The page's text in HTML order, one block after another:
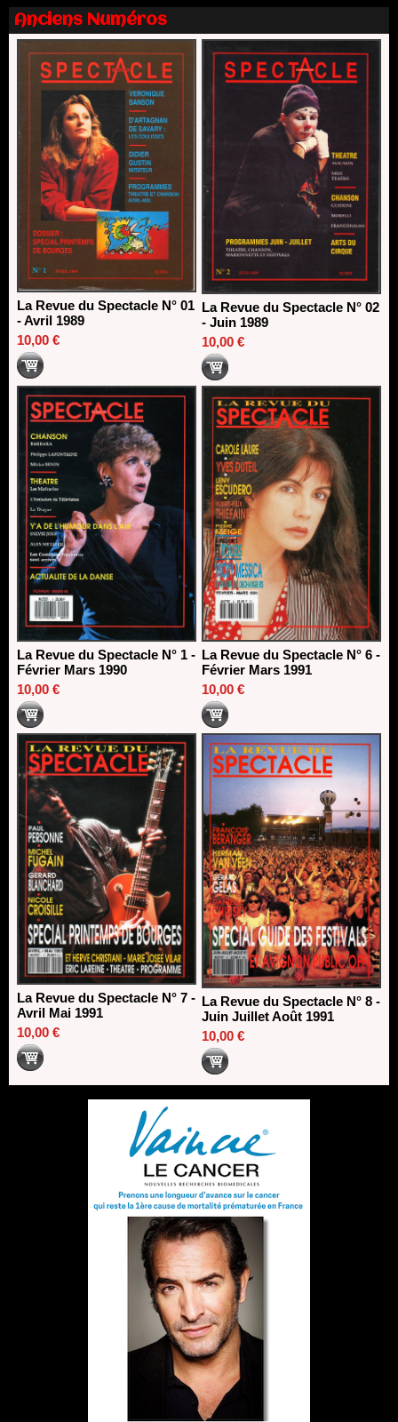
13/06/2026
Dispositif SACD Auteurs d'espaces : les lauréats 2026
18/03/2026
Anciens Numéros
La Revue du Spectacle N° 01
- Avril 1989
10,00 €
La Revue du Spectacle N° 02
- Juin 1989
10,00 €
La Revue du Spectacle N° 1 -
Février Mars 1990
10,00 €
La Revue du Spectacle N° 6 -
Février Mars 1991
10,00 €
La Revue du Spectacle N° 7 -
Avril Mai 1991
10,00 €
La Revue du Spectacle N° 8 -
Juin Juillet Août 1991
10,00 €